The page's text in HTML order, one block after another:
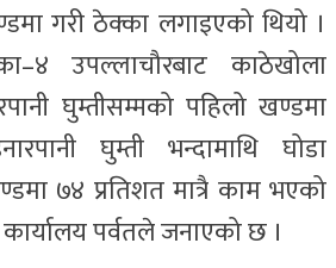
गरी ठेक्का लगाइएको थियो ।
उपल्लाचौरबाट काठेखोला
घुम्तीसम्मको पहिलो खण्डमा
घुम्ती भन्दामाथि घोडा
७४ प्रतिशत मात्रै काम भएको
पर्वतले जनाएको छ ।